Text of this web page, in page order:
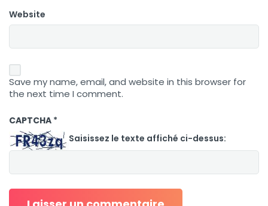
Website
Save my name, email, and website in this browser for
the next time I comment.
CAPTCHA *
Saisissez le texte affiché ci-dessus: